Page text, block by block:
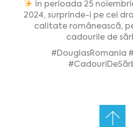
În perioada 25
2024, surprinde-i pe cei
calitate românească,
cadourile de
#DouglasRomania